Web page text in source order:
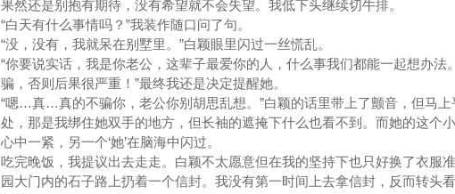
果然还是别抱有期待，没有希望就不会失望。我低下头继续切牛排。
“白天有什么事情吗？”我装作随口问了句。
“没，没有，我就呆在别墅里。”白颖眼里闪过一丝慌乱。
“你要说实话，我是你老公，这辈子最爱你的人，什么事我们都能一起想办法
骗，否则后果很严重！”最终我还是决定提醒她。
“嗯…真…真的不骗你，老公你别胡思乱想。”白颖的话里带上了颤音，但马
处，那是我绑住她双手的地方，但长袖的遮掩下什么也看不到。而她的这个
心中一紧，另一个‘她’在脑海中闪过。
吃完晚饭，我提议出去走走。白颖不太愿意但在我的坚持下也只好换了衣服
园大门内的石子路上扔着一个信封。我没有第一时间上去拿信封，反而转头